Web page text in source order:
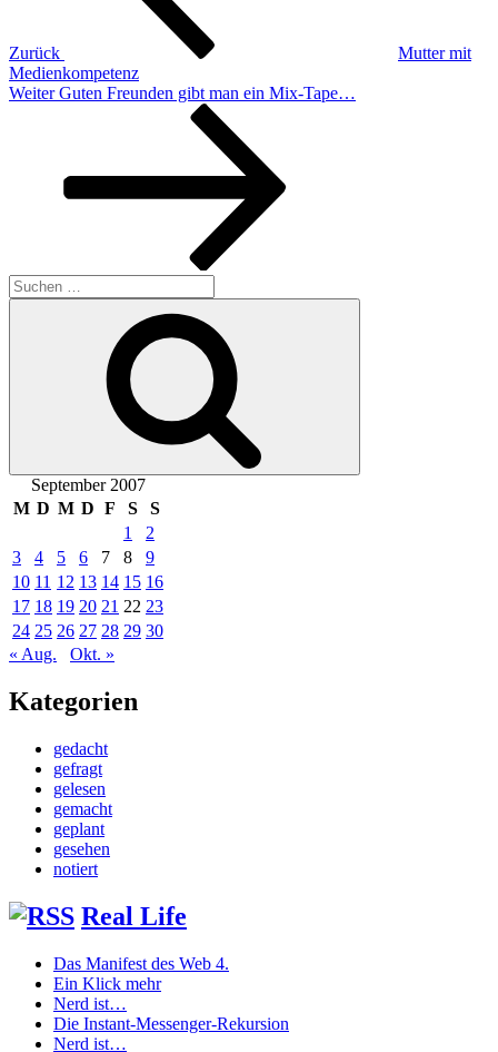
Zurück
Mutter mit
Medienkompetenz
Nächster
Weiter Guten Freunden gibt man ein Mix-Tape…
Suchen
nach:
September 2007
M D M D F S
S
1
2
3
4 5 6 7 8
9
10 11 12 13 14 15 16
17 18 19 20 21 22 23
24 25 26 27 28 29 30
« Aug.
Okt. »
Kategorien
gedacht
gefragt
gelesen
gemacht
geplant
gesehen
notiert
Real Life
Das Manifest des Web 4.
Ein Klick mehr
Nerd ist…
Die Instant-Messenger-Rekursion
Nerd ist…